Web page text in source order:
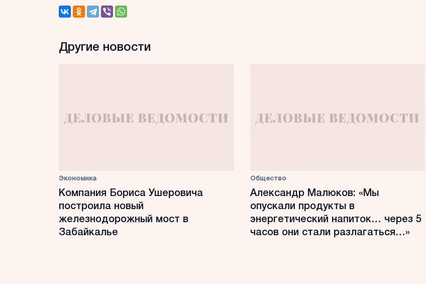
Другие новости
Экономика
Компания Бориса Ушеровича
построила новый
железнодорожный мост в
Забайкалье
Общество
Александр Малюков: «Мы
опускали продукты в
энергетический напиток… через 5
часов они стали разлагаться…»